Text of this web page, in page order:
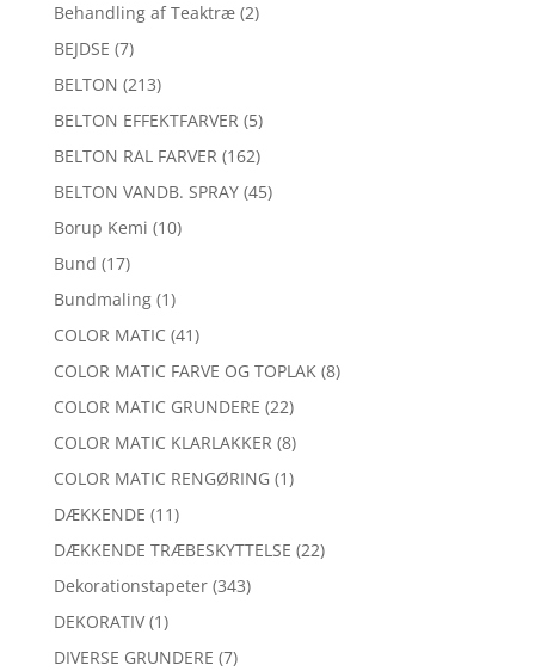
Behandling af Teaktræ (2)
BEJDSE (7)
BELTON (213)
BELTON EFFEKTFARVER (5)
BELTON RAL FARVER (162)
BELTON VANDB. SPRAY (45)
Borup Kemi (10)
Bund (17)
Bundmaling (1)
COLOR MATIC (41)
COLOR MATIC FARVE OG TOPLAK (8)
COLOR MATIC GRUNDERE (22)
COLOR MATIC KLARLAKKER (8)
COLOR MATIC RENGØRING (1)
DÆKKENDE (11)
DÆKKENDE TRÆBESKYTTELSE (22)
Dekorationstapeter (343)
DEKORATIV (1)
DIVERSE GRUNDERE (7)